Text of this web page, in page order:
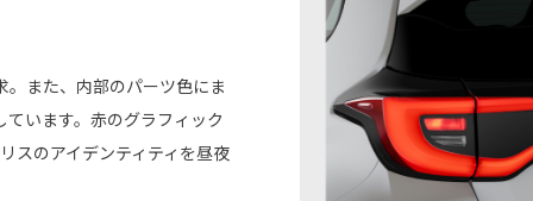
また、内部のパーツ色にま
います。赤のグラフィック
スのアイデンティティを昼夜